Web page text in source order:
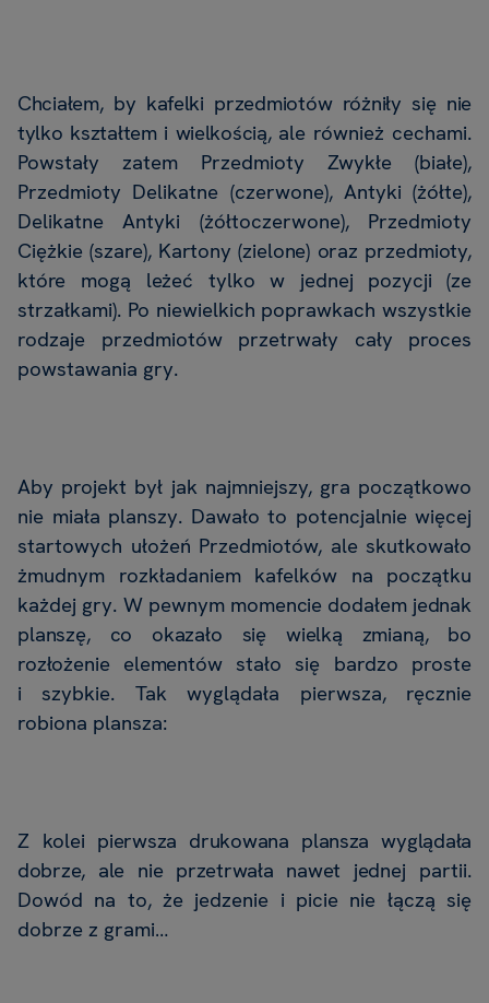
Chciałem, by kafelki przedmiotów różniły się nie
tylko kształtem i wielkością, ale również cechami.
Powstały zatem Przedmioty Zwykłe (białe),
Przedmioty Delikatne (czerwone), Antyki (żółte),
Delikatne Antyki (żółtoczerwone), Przedmioty
Ciężkie(szare), Kartony (zielone) oraz przedmioty,
które
mogą leżeć tylko w jednej pozycji (ze
strzałkami). Po niewielkich poprawkach wszystkie
rodzaje przedmiotów przetrwały cały proces
powstawania gry.
Aby projekt był jak najmniejszy, gra początkowo
nie miała planszy. Dawało to potencjalnie więcej
startowych ułożeń Przedmiotów, ale skutkowało
żmudnym rozkładaniem kafelków na początku
każdej gry. W pewnym momencie dodałem jednak
planszę,
co okazało się wielką zmianą,
bo
rozłożenie elementów stało się bardzo proste
i szybkie. Tak wyglądała pierwsza, ręcznie
robiona plansza:
Z kolei pierwsza drukowana plansza wyglądała
dobrze, ale nie przetrwała nawet jednej partii.
Dowód na to, że jedzenie i picie nie łączą się
dobrze z grami…